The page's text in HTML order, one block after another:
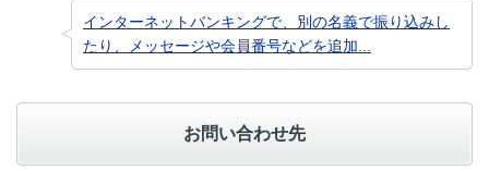
インターネットバンキングで、別の名義で振り込みし
たり、メッセージや会員番号などを追加...
お問い合わせ先